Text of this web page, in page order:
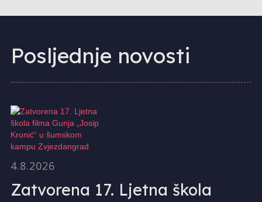
Posljednje novosti
4.8.2026
Zatvorena 17. Ljetna škola